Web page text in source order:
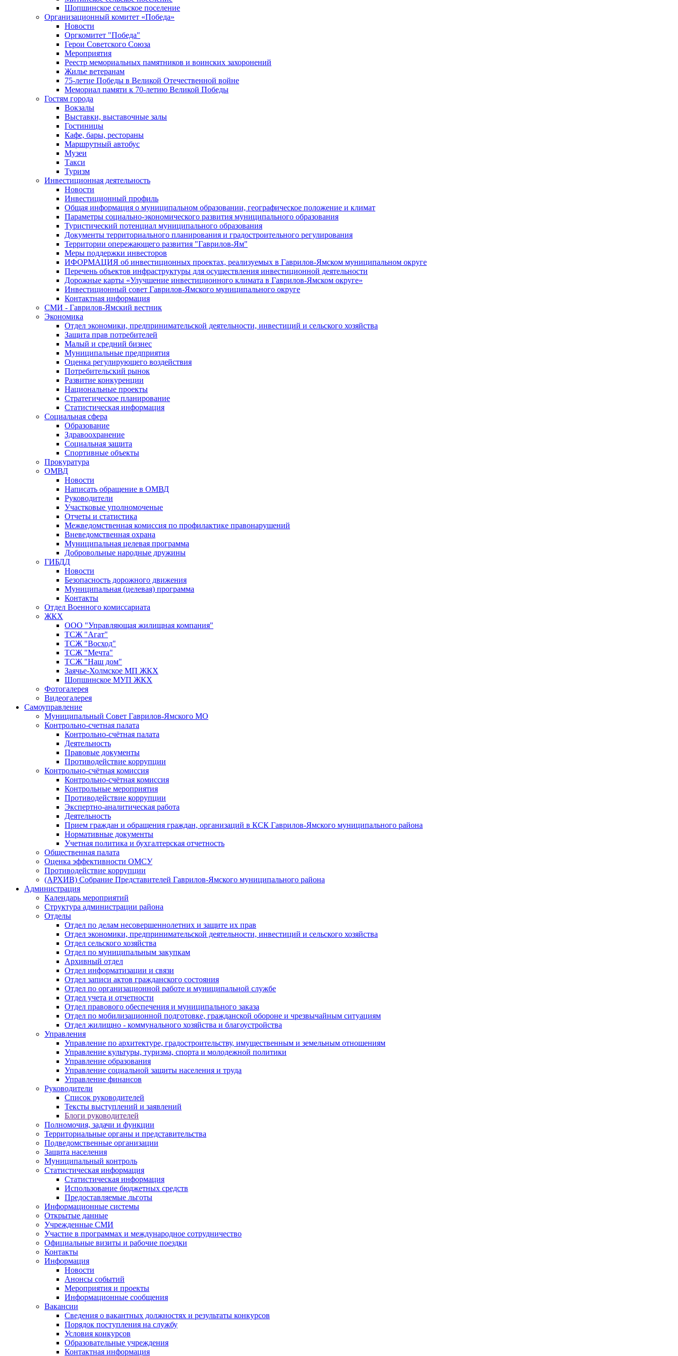
Шопшинское сельское поселение
Организационный комитет «Победа»
Новости
Оргкомитет "Победа"
Герои Советского Союза
Мероприятия
Реестр мемориальных памятников и воинских захоронений
Жилье ветеранам
75-летие Победы в Великой Отечественной войне
Мемориал памяти к 70-летию Великой Победы
Гостям города
Вокзалы
Выставки, выставочные залы
Гостиницы
Кафе, бары, рестораны
Маршрутный автобус
Музеи
Такси
Туризм
Инвестиционная деятельность
Новости
Инвестиционный профиль
Общая информация о муниципальном образовании, географическое положение и климат
Параметры социально-экономического развития муниципального образования
Туристический потенциал муниципального образования
Документы территориального планирования и градостроительного регулирования
Территории опережающего развития "Гаврилов-Ям"
Меры поддержки инвесторов
ИФОРМАЦИЯ об инвестиционных проектах, реализуемых в Гаврилов-Ямском муниципальном округе
Перечень объектов инфраструктуры для осуществления инвестиционной деятельности
Дорожные карты «Улучшение инвестиционного климата в Гаврилов-Ямском округе»
Инвестиционный совет Гаврилов-Ямского муниципального округе
Контактная информация
СМИ - Гаврилов-Ямский вестник
Экономика
Отдел экономики, предпринимательской деятельности, инвестиций и сельского хозяйства
Защита прав потребителей
Малый и средний бизнес
Муниципальные предприятия
Оценка регулирующего воздействия
Потребительский рынок
Развитие конкуренции
Национальные проекты
Стратегическое планирование
Статистическая информация
Социальная сфера
Образование
Здравоохранение
Социальная защита
Спортивные объекты
Прокуратура
ОМВД
Новости
Написать обращение в ОМВД
Руководители
Участковые уполномоченые
Отчеты и статистика
Межведомственная комиссия по профилактике правонарушений
Вневедомственная охрана
Муниципальная целевая программа
Добровольные народные дружины
ГИБДД
Новости
Безопасность дорожного движения
Муниципальная (целевая) программа
Контакты
Отдел Военного комиссариата
ЖКХ
ООО "Управляющая жилищная компания"
ТСЖ "Агат"
ТСЖ "Восход"
ТСЖ "Мечта"
ТСЖ "Наш дом"
Заячье-Холмское МП ЖКХ
Шопшинское МУП ЖКХ
Фотогалерея
Видеогалерея
Самоуправление
Муниципальный Совет Гаврилов-Ямского МО
Контрольно-счетная палата
Контрольно-счётная палата
Деятельность
Правовые документы
Противодействие коррупции
Контрольно-счётная комиссия
Контрольно-счётная комиссия
Контрольные мероприятия
Противодействие коррупции
Экспертно-аналитическая работа
Деятельность
Прием граждан и обращения граждан, организаций в КСК Гаврилов-Ямского муниципального района
Нормативные документы
Учетная политика и бухгалтерская отчетность
Общественная палата
Оценка эффективности ОМСУ
Противодействие коррупции
(АРХИВ) Собрание Представителей Гаврилов-Ямского муниципального района
Администрация
Календарь мероприятий
Структура администрации района
Отделы
Отдел по делам несовершеннолетних и защите их прав
Отдел экономики, предпринимательской деятельности, инвестиций и сельского хозяйства
Отдел сельского хозяйства
Отдел по муниципальным закупкам
Архивный отдел
Отдел информатизации и связи
Отдел записи актов гражданского состояния
Отдел по организационной работе и муниципальной службе
Отдел учета и отчетности
Отдел правового обеспечения и муниципального заказа
Отдел по мобилизационной подготовке, гражданской обороне и чрезвычайным ситуациям
Отдел жилищно - коммунального хозяйства и благоустройства
Управления
Управление по архитектуре, градостроительству, имущественным и земельным отношениям
Управление культуры, туризма, спорта и молодежной политики
Управление образования
Управление социальной защиты населения и труда
Управление финансов
Руководители
Список руководителей
Тексты выступлений и заявлений
Блоги руководителей
Полномочия, задачи и функции
Территориальные органы и представительства
Подведомственные организации
Защита населения
Муниципальный контроль
Статистическая информация
Статистическая информация
Использование бюджетных средств
Предоставляемые льготы
Информационные системы
Открытые данные
Учрежденные СМИ
Участие в программах и международное сотрудничество
Официальные визиты и рабочие поездки
Контакты
Информация
Новости
Анонсы событий
Мероприятия и проекты
Информационные сообщения
Вакансии
Сведения о вакантных должностях и результаты конкурсов
Порядок поступления на службу
Условия конкурсов
Образовательные учреждения
Контактная информация